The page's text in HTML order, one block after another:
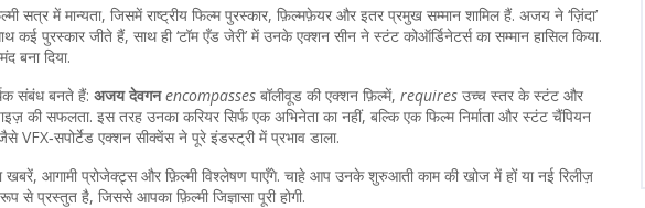
सत्र में मान्यता, जिसमें राष्ट्रीय फिल्म पुरस्कार, फ़िल्मफ़ेयर और इतर प्रमुख सम्मान शामिल हैं. अजय ने ‘ज़िंदा’
पुरस्कार जीते हैं, साथ ही ‘टॉम एँड जेरी’ में उनके एक्शन सीन ने स्टंट कोऑर्डिनेटर्स का सम्मान हासिल किया.
बना दिया.
संबंध बनते हैं: अजय देवगन encompasses बॉलीवूड की एक्शन फ़िल्में, requires उच्च स्तर के स्टंट और
की सफलता. इस तरह उनका करियर सिर्फ एक अभिनेता का नहीं, बल्कि एक फिल्म निर्माता और स्टंट चैंपियन
VFX‑सपोर्टेड एक्शन सीक्वेंस ने पूरे इंडस्ट्री में प्रभाव डाला.
आगामी प्रोजेक्ट्स और फ़िल्मी विश्लेषण पाएँगे. चाहे आप उनके शुरुआती काम की खोज में हों या नई रिलीज़
प्रस्तुत है, जिससे आपका फ़िल्मी जिज्ञासा पूरी होगी.